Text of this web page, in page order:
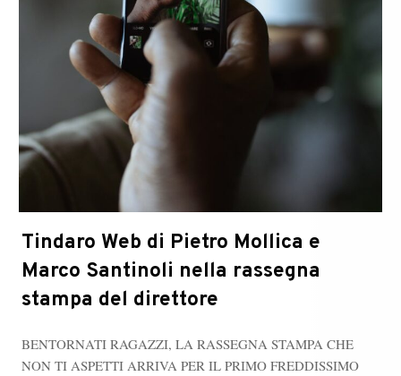
Tindaro Web di Pietro Mollica e
Marco Santinoli nella rassegna
stampa del direttore
​​BENTORNATI RAGAZZI, LA RASSEGNA STAMPA CHE
NON TI ASPETTI ARRIVA PER IL PRIMO FREDDISSIMO